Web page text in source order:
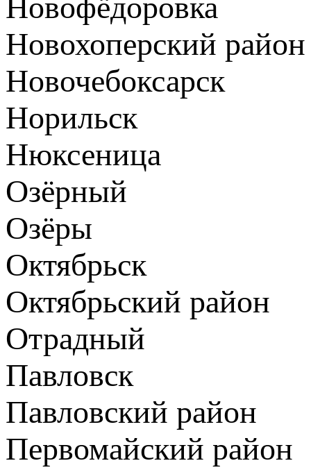
Новохоперский район
Новочебоксарск
Норильск
Нюксеница
Озёрный
Озёры
Октябрьск
Октябрьский район
Отрадный
Павловск
Павловский район
Первомайский район